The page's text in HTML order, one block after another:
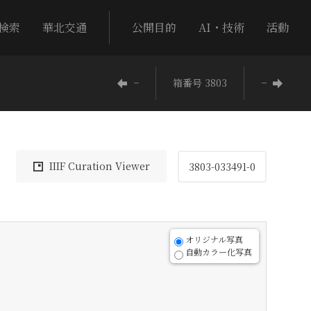
索 華北交通 公開目的 AI・技術 活動
− 箱番号 3803 −
IIIF Curation Viewer 3803-033491-0
オリジナル写真
自動カラー化写真